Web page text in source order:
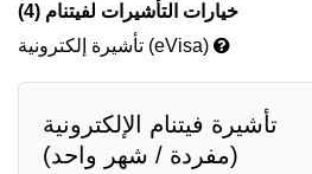
خيارات التأشيرات لفيتنام (4)
تأشيرة إلكترونية (eVisa)
تأشيرة فيتنام الإلكترونية
(مفردة / شهر واحد)